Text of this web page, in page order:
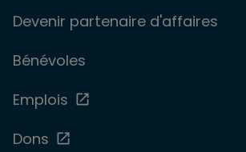
Devenir partenaire d'affaires
Bénévoles
Emplois
Dons